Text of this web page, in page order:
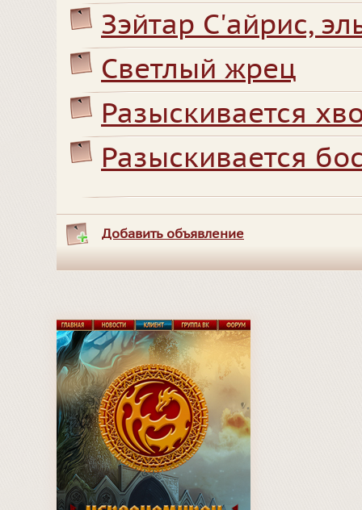
Зэйтар С'айрис,
Светлый жрец
Разыскивается
Разыскивается
Добавить объявление